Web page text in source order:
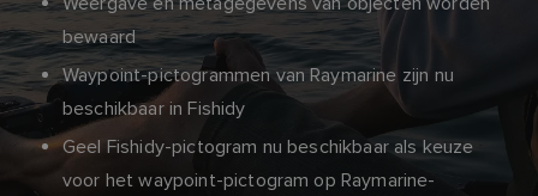
bewaard
Waypoint-pictogrammen van Raymarine zijn nu
beschikbaar in Fishidy
Geel Fishidy-pictogram nu beschikbaar als keuze
voor het waypoint-pictogram op Raymarine-